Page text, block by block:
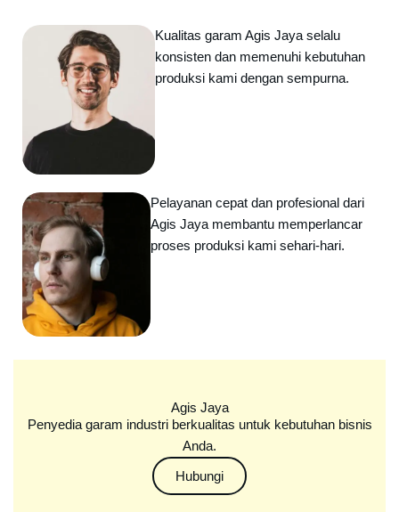
Kualitas garam Agis Jaya selalu
konsisten dan memenuhi kebutuhan
produksi kami dengan sempurna.
Pelayanan cepat dan profesional dari
Agis Jaya membantu memperlancar
proses produksi kami sehari-hari.
Agis Jaya
Penyedia garam industri berkualitas untuk kebutuhan bisnis
Anda.
Hubungi